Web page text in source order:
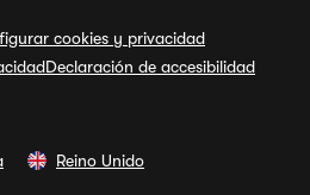
cookies y privacidad
Declaración de accesibilidad
Reino Unido